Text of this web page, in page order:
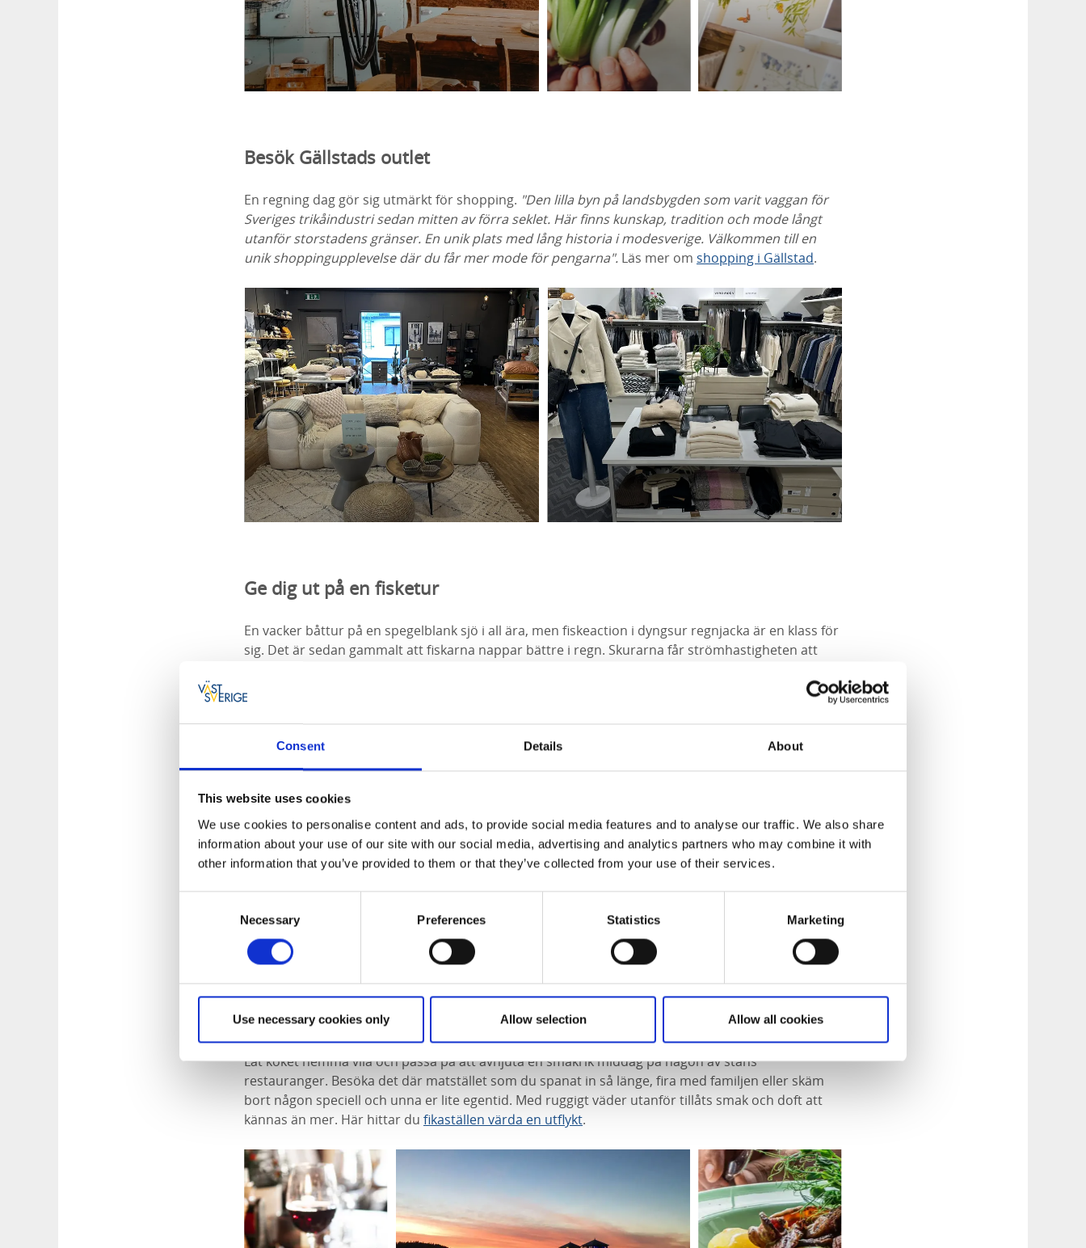
Consent Details About
This website uses cookies
We use cookies to personalise content and ads, to provide social media features and to analyse our traffic. We also share
information about your use of our site with our social media, advertising and analytics partners who may combine it with
other information that you’ve provided to them or that they’ve collected from your use of their services.
Necessary Preferences Statistics Marketing
Use necessary cookies only Allow selection Allow all cookies
Besök Gällstads outlet
En regning dag gör sig utmärkt för shopping. "Den lilla byn på landsbygden som varit vaggan för
Sveriges trikåindustri sedan mitten av förra seklet. Här finns kunskap, tradition och mode långt
utanför storstadens gränser. En unik plats med lång historia i modesverige. Välkommen till en
unik shoppingupplevelse där du får mer mode för pengarna". Läs mer om shopping i Gällstad.
Ge dig ut på en fisketur
En vacker båttur på en spegelblank sjö i all ära, men fiskeaction i dyngsur regnjacka är en klass för
sig. Det är sedan gammalt att fiskarna nappar bättre i regn. Skurarna får strömhastigheten att
Här kan du läsa mer om
Gör ett restaurangbesök
Låt köket hemma vila och passa på att avnjuta en smakrik middag på någon av stans
restauranger. Besöka det där matstället som du spanat in så länge, fira med familjen eller skäm
bort någon speciell och unna er lite egentid. Med ruggigt väder utanför tillåts smak och doft att
kännas än mer. Här hittar du fikaställen värda en utflykt.